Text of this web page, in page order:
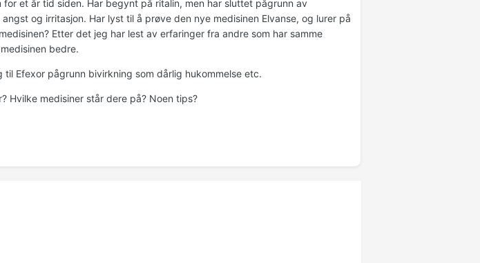
et år tid siden. Har begynt på ritalin, men har sluttet pågrunn av
og irritasjon. Har lyst til å prøve den nye medisinen Elvanse, og lurer på
Etter det jeg har lest av erfaringer fra andre som har samme
bedre.
Efexor pågrunn bivirkning som dårlig hukommelse etc.
Hvilke medisiner står dere på? Noen tips?